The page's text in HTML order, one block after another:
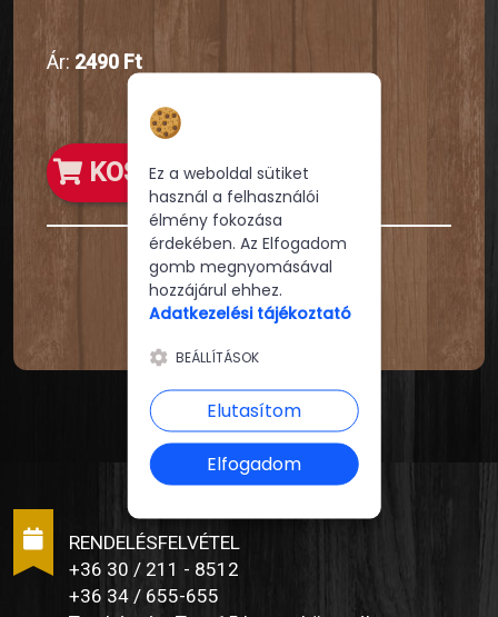
Ár: 2490 Ft
KOSÁRBA
RENDELÉSFELVÉTEL
+36 30 / 211 - 8512
+36 34 / 655-655
Ez a weboldal sütiket
használ a felhasználói
élmény fokozása
érdekében. Az Elfogadom
gomb megnyomásával
hozzájárul ehhez.
Adatkezelési tájékoztató
BEÁLLÍTÁSOK
Elutasítom
Elfogadom